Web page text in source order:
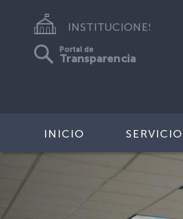
INSTITUCIONES
Portal de
Transparencia
INICIO